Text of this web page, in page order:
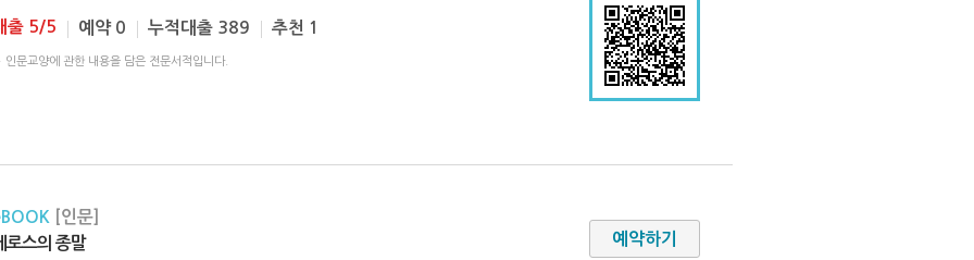
출 5/5 예약 0 누적대출 389 추천 1
문교양에 관한 내용을 담은 전문서적입니다.
[인문]
로스의 종말
예약하기